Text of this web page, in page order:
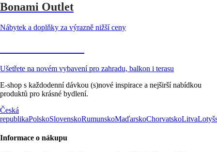
Bonami Outlet
Nábytek a doplňky za výrazně nižší ceny
Ušetřete na novém vybavení pro zahradu, balkon i terasu
E-shop s každodenní dávkou (s)nové inspirace a nejširší nabídkou
produktů pro krásné bydlení.
Česká
republikaPolskoSlovenskoRumunskoMaďarskoChorvatskoLitva
Informace o nákupu